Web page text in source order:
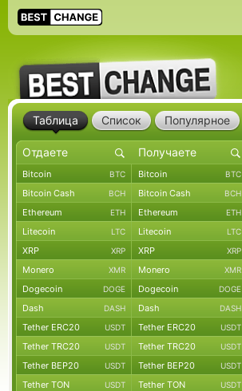
Таблица Список Популярное
Bitcoin BTC Bitcoin BTC
Bitcoin Cash BCH Bitcoin Cash BCH
Ethereum ETH Ethereum ETH
Litecoin LTC Litecoin LTC
XRP XRP XRP XRP
Monero XMR Monero XMR
Dogecoin DOGE Dogecoin DOGE
Dash DASH Dash DASH
Tether ERC20 USDT Tether ERC20 USDT
Tether TRC20 USDT Tether TRC20 USDT
Tether BEP20 USDT Tether BEP20 USDT
Tether TON USDT Tether TON USDT